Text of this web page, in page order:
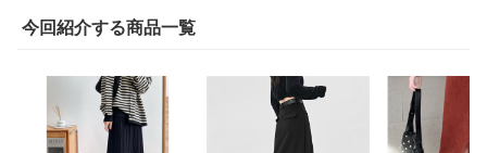
今回紹介する商品一覧